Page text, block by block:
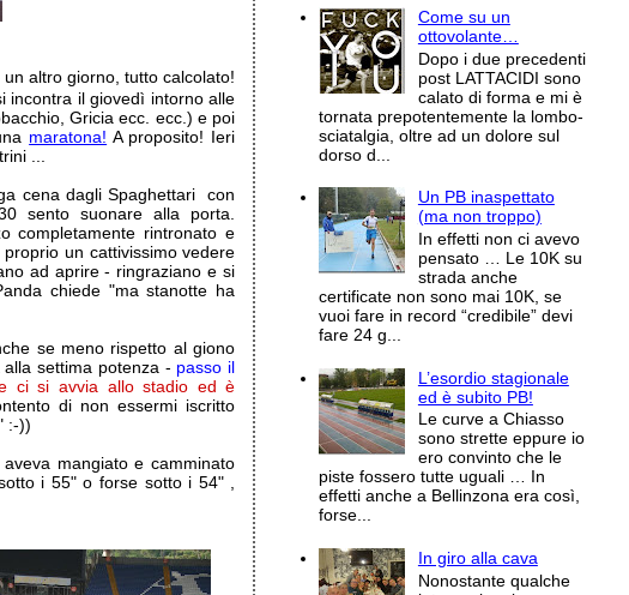
altro giorno, tutto calcolato!
incontra il giovedì intorno alle
Gricia ecc. ecc.) e poi
maratona! A proposito! Ieri
...
cena dagli Spaghettari con
sento suonare alla porta.
completamente rintronato e
un cattivissimo vedere
ad aprire - ringraziano e si
chiede "ma stanotte ha
se meno rispetto al giono
settima potenza - passo il
ci si avvia allo stadio ed è
di non essermi iscritto
:-))
mangiato e camminato
i 55" o forse sotto i 54" ,
Come su un
ottovolante…
Dopo i due precedenti
post LATTACIDI sono
calato di forma e mi è
tornata prepotentemente la lombo-
sciatalgia, oltre ad un dolore sul
dorso d...
Un PB inaspettato
(ma non troppo)
In effetti non ci avevo
pensato … Le 10K su
strada anche
certificate non sono mai 10K, se
vuoi fare in record “credibile” devi
fare 24 g...
L’esordio stagionale
ed è subito PB!
Le curve a Chiasso
sono strette eppure io
ero convinto che le
piste fossero tutte uguali … In
effetti anche a Bellinzona era così,
forse...
In giro alla cava
Nonostante qualche